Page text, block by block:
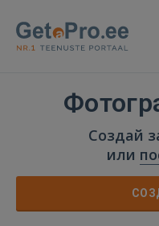
Создай
или